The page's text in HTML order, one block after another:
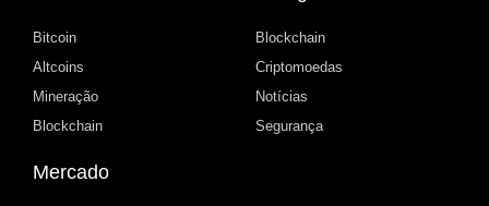
Bitcoin
Altcoins
Mineração
Blockchain
Blockchain
Criptomoedas
Notícias
Segurança
Mercado